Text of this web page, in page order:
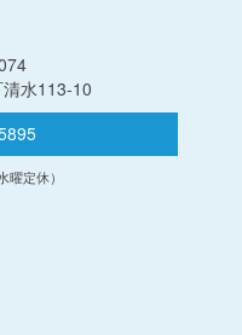
水113-10
曜定休）